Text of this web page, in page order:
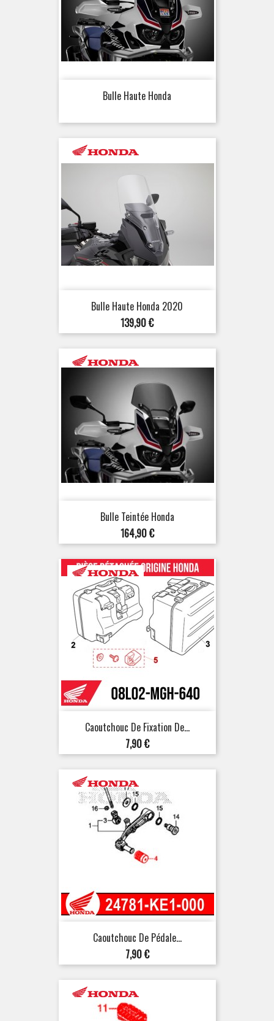
Bulle Haute Honda
Bulle Haute Honda 2020
Prix
139,90 €
Bulle Teintée Honda
Prix
164,90 €
Caoutchouc De Fixation De...
Prix
7,90 €
Caoutchouc De Pédale...
Prix
7,90 €